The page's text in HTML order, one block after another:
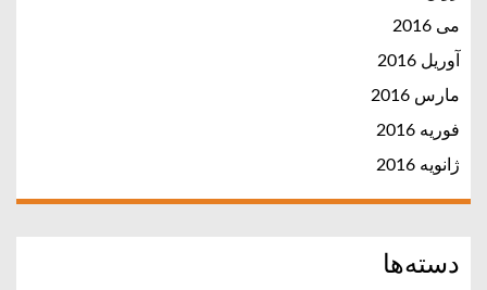
می 2016
آوریل 2016
مارس 2016
فوریه 2016
ژانویه 2016
دسته‌ها